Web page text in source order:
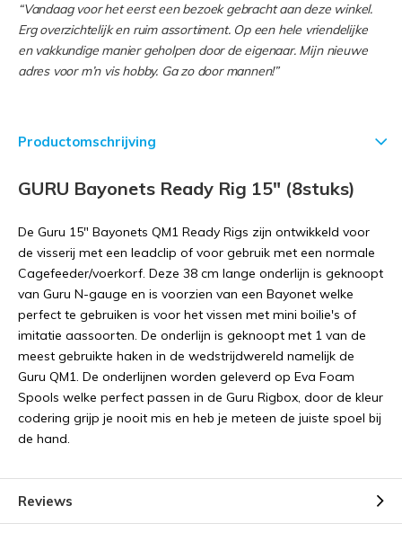
“Vandaag voor het eerst een bezoek gebracht aan deze winkel.
Erg overzichtelijk en ruim assortiment. Op een hele vriendelijke
en vakkundige manier geholpen door de eigenaar. Mijn nieuwe
adres voor m’n vis hobby. Ga zo door mannen!”
Productomschrijving
GURU Bayonets Ready Rig 15" (8stuks)
De Guru 15" Bayonets QM1 Ready Rigs zijn ontwikkeld voor
de visserij met een leadclip of voor gebruik met een normale
Cagefeeder/voerkorf. Deze 38 cm lange onderlijn is geknoopt
van Guru N-gauge en is voorzien van een Bayonet welke
perfect te gebruiken is voor het vissen met mini boilie's of
imitatie aassoorten. De onderlijn is geknoopt met 1 van de
meest gebruikte haken in de wedstrijdwereld namelijk de
Guru QM1. De onderlijnen worden geleverd op Eva Foam
Spools welke perfect passen in de Guru Rigbox, door de kleur
codering grijp je nooit mis en heb je meteen de juiste spoel bij
de hand.
Reviews